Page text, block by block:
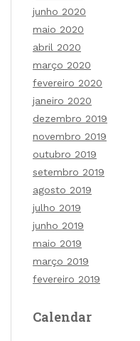
junho 2020
maio 2020
abril 2020
março 2020
fevereiro 2020
janeiro 2020
dezembro 2019
novembro 2019
outubro 2019
setembro 2019
agosto 2019
julho 2019
junho 2019
maio 2019
março 2019
fevereiro 2019
Calendar